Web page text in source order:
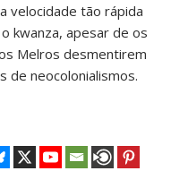
velocidade tão rápida
kwanza, apesar de os
Melros desmentirem
de neocolonialismos.